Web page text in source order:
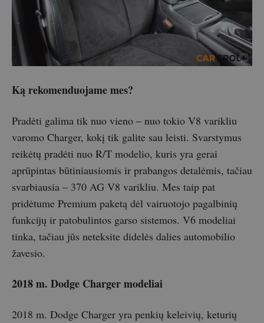
Ką rekomenduojame mes?
Pradėti galima tik nuo vieno – nuo tokio V8 varikliu
varomo Charger, kokį tik galite sau leisti. Svarstymus
reikėtų pradėti nuo R/T modelio, kuris yra gerai
aprūpintas būtiniausiomis ir prabangos detalėmis, tačiau
svarbiausia – 370 AG V8 varikliu. Mes taip pat
pridėtume Premium paketą dėl vairuotojo pagalbinių
funkcijų ir patobulintos garso sistemos. V6 modeliai
tinka, tačiau jūs neteksite didelės dalies automobilio
žavesio.
2018 m. Dodge Charger modeliai
2018 m. Dodge Charger yra penkių keleivių, keturių